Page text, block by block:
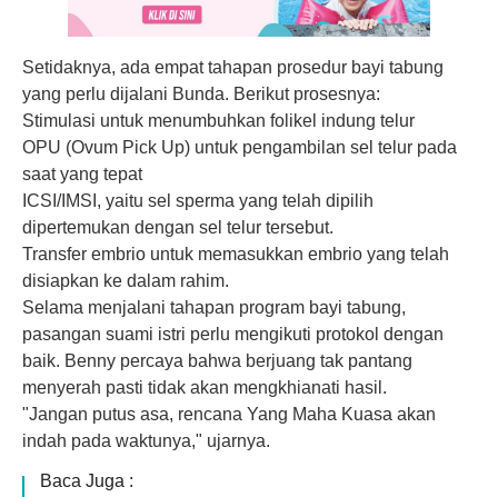
Setidaknya, ada empat tahapan prosedur bayi tabung
yang perlu dijalani Bunda. Berikut prosesnya:
Stimulasi untuk menumbuhkan folikel indung telur
OPU (Ovum Pick Up) untuk pengambilan sel telur pada
saat yang tepat
ICSI/IMSI, yaitu sel sperma yang telah dipilih
dipertemukan dengan sel telur tersebut.
Transfer embrio untuk memasukkan embrio yang telah
disiapkan ke dalam rahim.
Selama menjalani tahapan program bayi tabung,
pasangan suami istri perlu mengikuti protokol dengan
baik. Benny percaya bahwa berjuang tak pantang
menyerah pasti tidak akan mengkhianati hasil.
"Jangan putus asa, rencana Yang Maha Kuasa akan
indah pada waktunya," ujarnya.
Baca Juga :